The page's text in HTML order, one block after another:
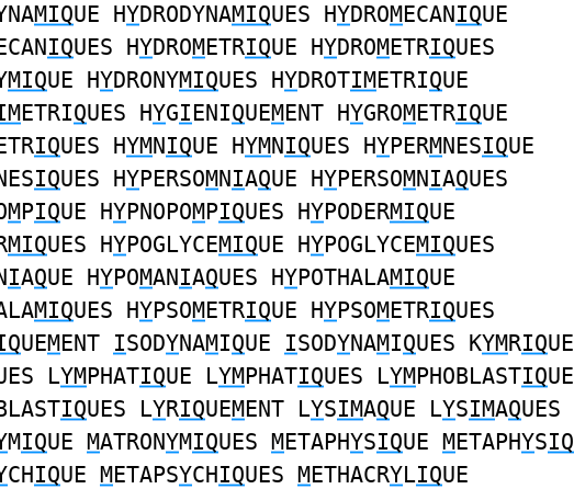
MIQUE HYDRODYNAMIQUES HYDROMECANIQUE
IQUES HYDROMETRIQUE HYDROMETRIQUES
MIQUE HYDRONYMIQUES HYDROTIMETRIQUE
ETRIQUES HYGIENIQUEMENT HYGROMETRIQUE
IQUES HYMNIQUE HYMNIQUES HYPERMNESIQUE
IQUES HYPERSOMNIAQUE HYPERSOMNIAQUES
MPIQUE HYPNOPOMPIQUES HYPODERMIQUE
MIQUES HYPOGLYCEMIQUE HYPOGLYCEMIQUES
IAQUE HYPOMANIAQUES HYPOTHALAMIQUE
MIQUES HYPSOMETRIQUE HYPSOMETRIQUES
UEMENT ISODYNAMIQUE ISODYNAMIQUES KYMRIQUE
LYMPHATIQUE LYMPHATIQUES LYMPHOBLASTIQUE
IQUES LYRIQUEMENT LYSIMAQUE LYSIMAQUES
MIQUE MATRONYMIQUES METAPHYSIQUE METAPHYSIQ
CHIQUE METAPSYCHIQUES METHACRYLIQUE